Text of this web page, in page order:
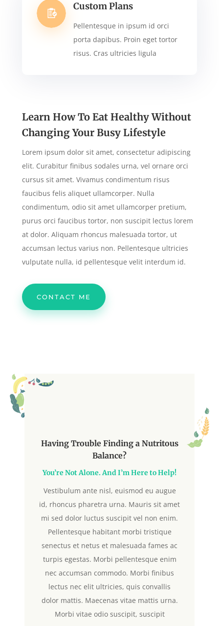
Custom Plans
Pellentesque in ipsum id orci
porta dapibus. Proin eget tortor
risus. Cras ultricies ligula
Learn How To Eat Healthy Without
Changing Your Busy Lifestyle
Lorem ipsum dolor sit amet, consectetur adipiscing
elit. Curabitur finibus sodales urna, vel ornare orci
cursus sit amet. Vivamus condimentum risus
faucibus felis aliquet ullamcorper. Nulla
condimentum, odio sit amet ullamcorper pretium,
purus orci faucibus tortor, non suscipit lectus lorem
at dolor. Aliquam rhoncus malesuada tortor, ut
accumsan lectus varius non. Pellentesque ultricies
vulputate nulla, id pellentesque velit interdum id.
CONTACT ME
Having Trouble Finding a Nutritous
Balance?
You’re Not Alone. And I’m Here to Help!
Vestibulum ante nisl, euismod eu augue
id, rhoncus pharetra urna. Mauris sit amet
mi sed dolor luctus suscipit vel non enim.
Pellentesque habitant morbi tristique
senectus et netus et malesuada fames ac
turpis egestas. Morbi pellentesque enim
nec accumsan commodo. Morbi finibus
lectus nec elit ultricies, quis convallis
dolor mattis. Maecenas vitae mattis urna.
Morbi vitae odio suscipit, suscipit